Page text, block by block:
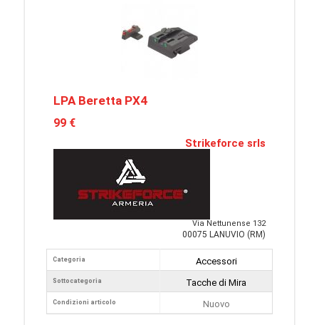
LPA Beretta PX4
99 €
Strikeforce srls
Via Nettunense 132
00075 LANUVIO (RM)
Categoria
Sottocategoria
Condizioni articolo
Accessori
Tacche di Mira
Nuovo